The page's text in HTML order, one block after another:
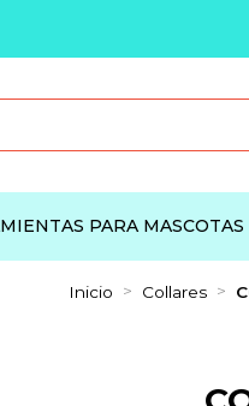
PARA MASCOTAS
Inicio Collares